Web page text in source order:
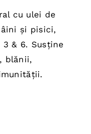
este:
28,00 lei.
cu ulei de
și pisici,
3 & 6. Susține
blănii,